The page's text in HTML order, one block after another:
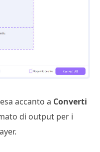
accanto a Converti
di output per i